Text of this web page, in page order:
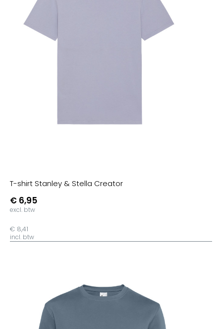
T-shirt Stanley & Stella Creator
€ 6,95
excl. btw
€ 8,41
incl. btw